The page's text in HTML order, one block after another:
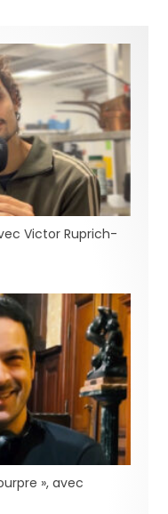
Victor Ruprich-
», avec